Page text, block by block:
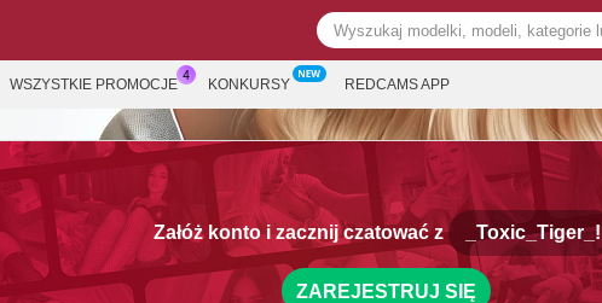
WSZYSTKIE PROMOCJE KONKURSY REDCAMS APP
Załóż konto i zacznij czatować z _Toxic_Tiger_!
ZAREJESTRUJ SIĘ